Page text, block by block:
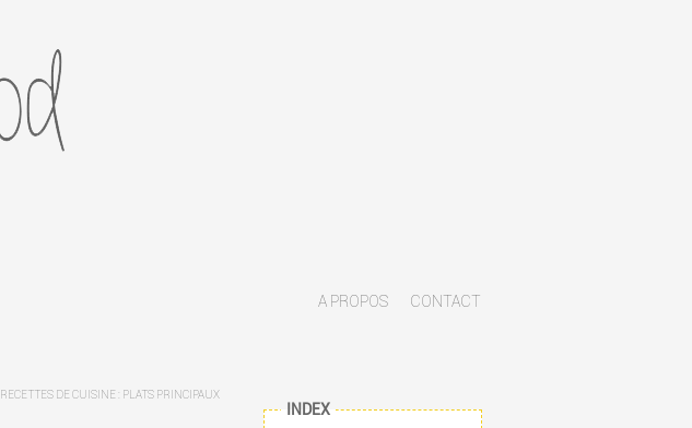
A PROPOS CONTACT
RECETTES DE CUISINE : PLATS PRINCIPAUX
INDEX